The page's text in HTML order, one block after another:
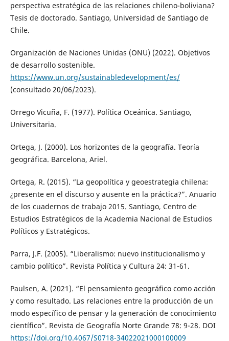
perspectiva estratégica de las relaciones chileno-boliviana?
Tesis de doctorado. Santiago, Universidad de Santiago de
Chile.
Organización de Naciones Unidas (ONU) (2022). Objetivos
de desarrollo sostenible.
https://www.un.org/sustainabledevelopment/es/
(consultado 20/06/2023).
Orrego Vicuña, F. (1977). Política Oceánica. Santiago,
Universitaria.
Ortega, J. (2000). Los horizontes de la geografía. Teoría
geográfica. Barcelona, Ariel.
Ortega, R. (2015). “La geopolítica y geoestrategia chilena:
¿presente en el discurso y ausente en la práctica?”. Anuario
de los cuadernos de trabajo 2015. Santiago, Centro de
Estudios Estratégicos de la Academia Nacional de Estudios
Políticos y Estratégicos.
Parra, J.F. (2005). “Liberalismo: nuevo institucionalismo y
cambio político”. Revista Política y Cultura 24: 31-61.
Paulsen, A. (2021). “El pensamiento geográfico como acción
y como resultado. Las relaciones entre la producción de un
modo específico de pensar y la generación de conocimiento
científico”. Revista de Geografía Norte Grande 78: 9-28. DOI
https://doi.org/10.4067/S0718-34022021000100009